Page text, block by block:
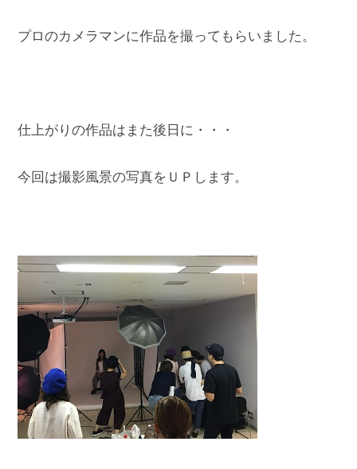
プロのカメラマンに作品を撮ってもらいました。
仕上がりの作品はまた後日に・・・
今回は撮影風景の写真をＵＰします。